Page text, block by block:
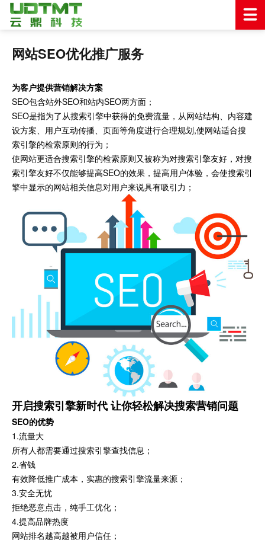
网站SEO优化推广服务
为客户提供营销解决方案
SEO包含站外SEO和站内SEO两方面；
SEO是指为了从搜索引擎中获得的免费流量，从网站结构、内容建
设方案、用户互动传播、页面等角度进行合理规划,使网站适合搜
索引擎的检索原则的行为；
使网站更适合搜索引擎的检索原则又被称为对搜索引擎友好，对搜
索引擎友好不仅能够提高SEO的效果，提高用户体验，会使搜索引
擎中显示的网站相关信息对用户来说具有吸引力；
开启搜索引擎新时代 让你轻松解决搜索营销问题
SEO的优势
1.流量大
所有人都需要通过搜索引擎查找信息；
2.省钱
有效降低推广成本，实惠的搜索引擎流量来源；
3.安全无忧
拒绝恶意点击，纯手工优化；
4.提高品牌热度
网站排名越高越被用户信任；